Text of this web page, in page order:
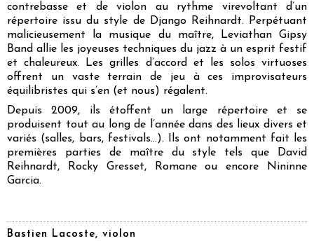
contrebasse et de violon au rythme virevoltant d’un
répertoire issu du style de Django Reihnardt. Perpétuant
malicieusement la musique du maître, Leviathan Gipsy
Band allie les joyeuses techniques du jazz à un esprit festif
et chaleureux. Les grilles d’accord et les solos virtuoses
offrent un vaste terrain de jeu à ces improvisateurs
équilibristes qui s’en (et nous) régalent.
Depuis 2009, ils étoffent un large répertoire et se
produisent tout au long de l’année dans des lieux divers et
variés (salles, bars, festivals…). Ils ont notamment fait les
premières parties de maître du style tels que David
Reihnardt, Rocky Gresset, Romane ou encore Nininne
Garcia.
Bastien Lacoste, violon